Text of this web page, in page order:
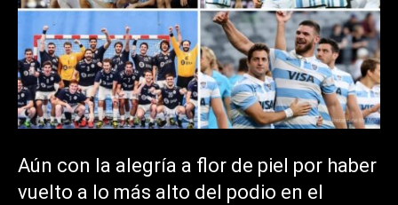
Aún con la alegría a flor de piel por haber
vuelto a lo más alto del podio en el